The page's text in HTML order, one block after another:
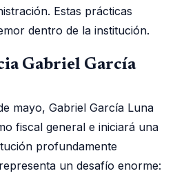
Estas prácticas
dentro de la institución.
Gabriel García
mayo, Gabriel García Luna
fiscal general e iniciará una
profundamente
un desafío enorme: